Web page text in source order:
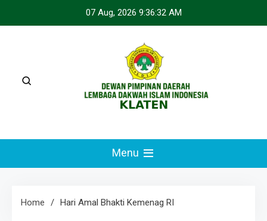
to
07 Aug, 2026 9:36:33 AM
LDII KLATEN
Menu
Home Hari Amal Bhakti Kemenag RI